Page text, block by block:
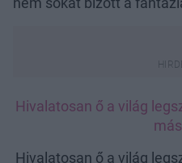
Hivalatosan ő a világ
Hivalatosan ő a világ